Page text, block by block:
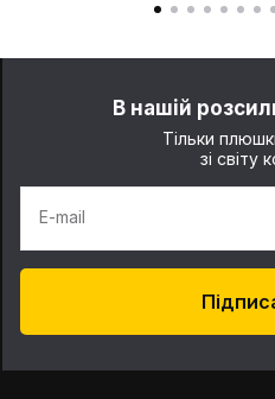
В нашій
Тільки
зі світу
E-mail